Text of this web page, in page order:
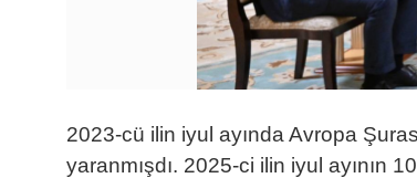
2023-cü ilin iyul ayında Avropa
yaranmışdı. 2025-ci ilin iyul